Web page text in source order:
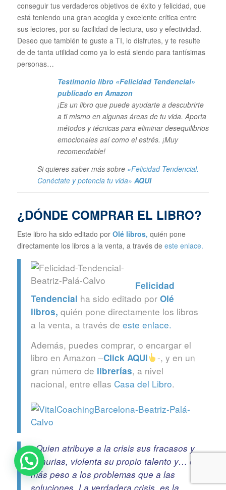
conseguir tus verdaderos objetivos de éxito y felicidad, que
está teniendo una gran acogida y excelente crítica entre
sus lectores, por su facilidad de lectura, uso y efectividad.
Deseo que también te guste a TI, lo disfrutes, y te resulte
de de tanta utilidad como ya lo está siendo para tantísimas
personas…
Testimonio libro «Felicidad Tendencial»
publicado en Amazon
¡Es un libro que puede ayudarte a descubrirte
a ti mismo en algunas áreas de tu vida. Aporta
métodos y técnicas para eliminar desequilibrios
emocionales así como el estrés. ¡Muy
recomendable!
Si quieres saber más sobre «Felicidad Tendencial.
Conéctate y potencia tu vida» AQUI
¿DÓNDE COMPRAR EL LIBRO?
Este libro ha sido editado por Olé libros, quién pone
directamente los libros a la venta, a través de este enlace.
Felicidad
Tendencial ha sido editado por Olé
libros, quién pone directamente los libros
a la venta, a través de este enlace.
Además, puedes comprar, o encargar el
libro en Amazon –Click AQUI
-, y en un
gran número de librerías, a nivel
nacional, entre ellas Casa del Libro.
«Quien atribuye a la crisis sus fracasos y
penurias, violenta su propio talento y… da
más peso a los problemas que a las
soluciones. La verdadera crisis, es la